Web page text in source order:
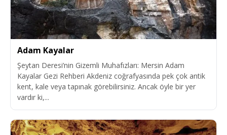
Adam Kayalar
Şeytan Deresi’nin Gizemli Muhafızları: Mersin Adam
Kayalar Gezi Rehberi Akdeniz coğrafyasında pek çok antik
kent, kale veya tapınak görebilirsiniz. Ancak öyle bir yer
vardır ki,...